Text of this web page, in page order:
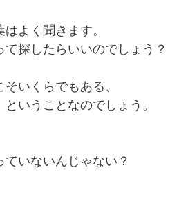
動 姿勢 バランス
腰痛予防
よく聞きます。
探したらいいのでしょう？
いくらでもある、
いうことなのでしょう。
いないんじゃない？